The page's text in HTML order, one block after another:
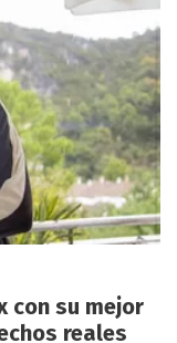
con su mejor
reales